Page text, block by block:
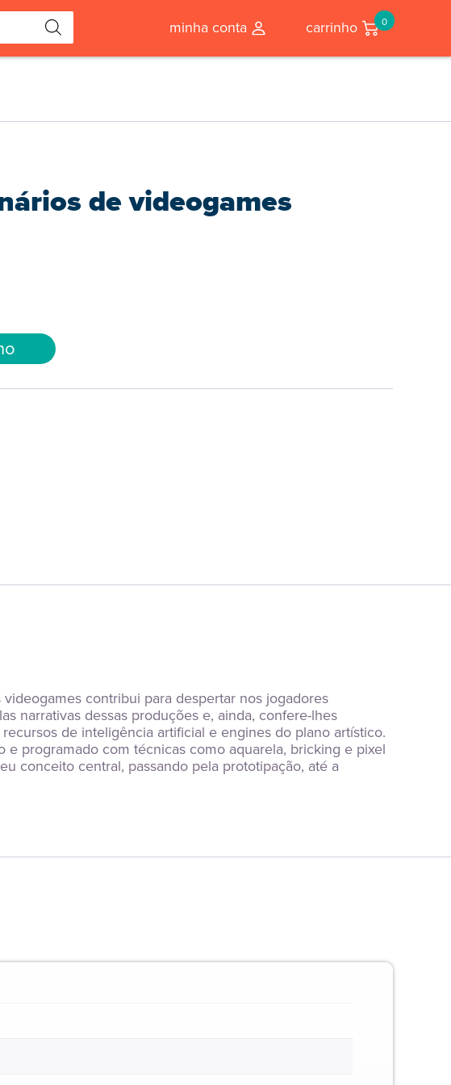
minha conta carrinho 0
de videogames
contribui para despertar nos jogadores
narrativas dessas produções e, ainda, confere-lhes
de inteligência artificial e engines do plano artístico.
programado com técnicas como aquarela, bricking e pixel
conceito central, passando pela prototipação, até a